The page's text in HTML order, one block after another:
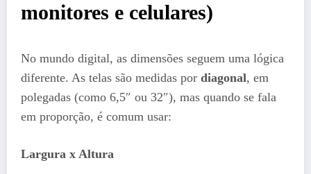
monitores e celulares)
No mundo digital, as dimensões seguem uma lógica
diferente. As telas são medidas por diagonal, em
polegadas (como 6,5″ ou 32″), mas quando se fala
em proporção, é comum usar:
Largura x Altura